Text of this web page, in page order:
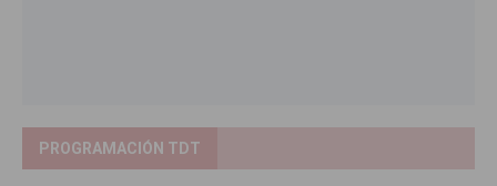
PROGRAMACIÓN TDT